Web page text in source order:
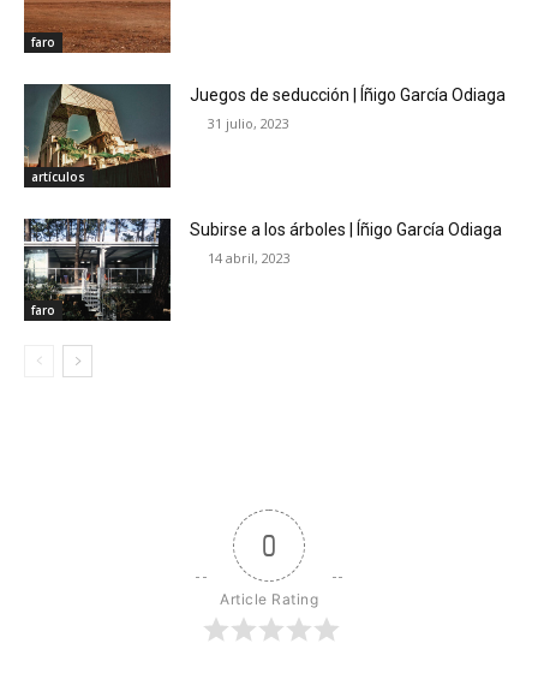
faro
artículos
Juegos de seducción | Íñigo García Odiaga
31 julio, 2023
faro
Subirse a los árboles | Íñigo García Odiaga
14 abril, 2023
0
Article Rating